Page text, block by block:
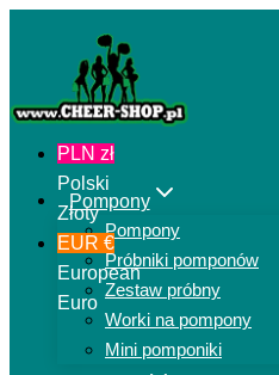
Pompony
Pompony
Próbniki pomponów
Zestaw próbny
Worki na pompony
Mini pomponiki
PLN zł
Polski
Złoty
EUR €
European
Euro